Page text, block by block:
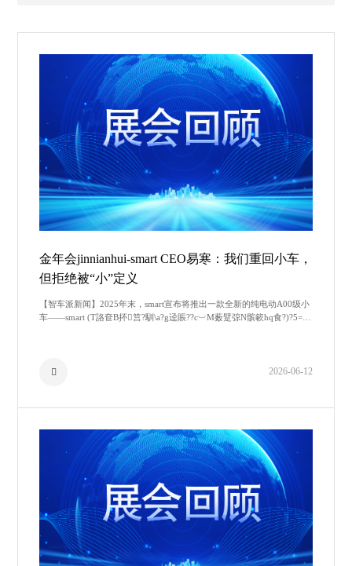
金年会jinnianhui-smart CEO易寒：我们重回小车，
但拒绝被“小”定义
【智车派新闻】2025年末，smart宣布将推出一款全新的纯电动A00级小
车——smart (T詻奆B抔筥?馴\a?g迳賬??c︺M薮躄弶N髌簐hq食?)?5=
2026-06-12